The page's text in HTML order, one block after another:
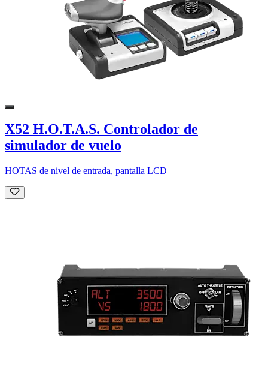
X52 H.O.T.A.S. Controlador de
simulador de vuelo
HOTAS de nivel de entrada, pantalla LCD